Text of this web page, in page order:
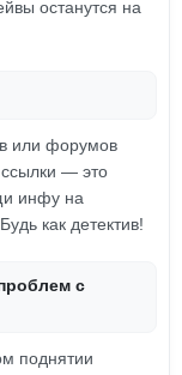
останутся на
или форумов
— это
инфу на
как детектив!
с
поднятии